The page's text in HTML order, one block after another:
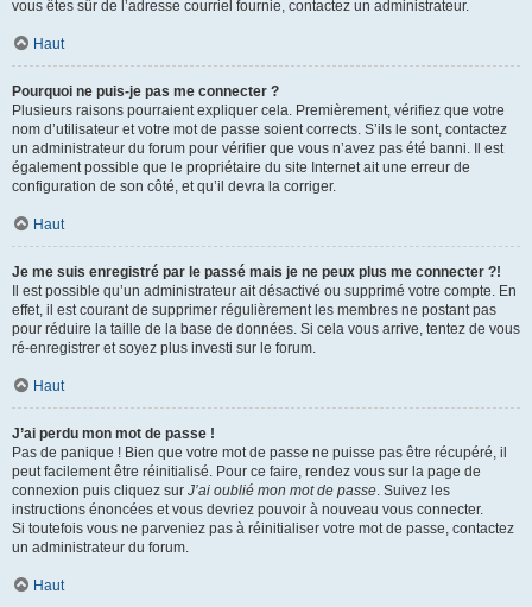
vous êtes sûr de l’adresse courriel fournie, contactez un administrateur.
Haut
Pourquoi ne puis-je pas me connecter ?
Plusieurs raisons pourraient expliquer cela. Premièrement, vérifiez que votre
nom d’utilisateur et votre mot de passe soient corrects. S’ils le sont, contactez
un administrateur du forum pour vérifier que vous n’avez pas été banni. Il est
également possible que le propriétaire du site Internet ait une erreur de
configuration de son côté, et qu’il devra la corriger.
Haut
Je me suis enregistré par le passé mais je ne peux plus me connecter ?!
Il est possible qu’un administrateur ait désactivé ou supprimé votre compte. En
effet, il est courant de supprimer régulièrement les membres ne postant pas
pour réduire la taille de la base de données. Si cela vous arrive, tentez de vous
ré-enregistrer et soyez plus investi sur le forum.
Haut
J’ai perdu mon mot de passe !
Pas de panique ! Bien que votre mot de passe ne puisse pas être récupéré, il
peut facilement être réinitialisé. Pour ce faire, rendez vous sur la page de
connexion puis cliquez sur J’ai oublié mon mot de passe. Suivez les
instructions énoncées et vous devriez pouvoir à nouveau vous connecter.
Si toutefois vous ne parveniez pas à réinitialiser votre mot de passe, contactez
un administrateur du forum.
Haut